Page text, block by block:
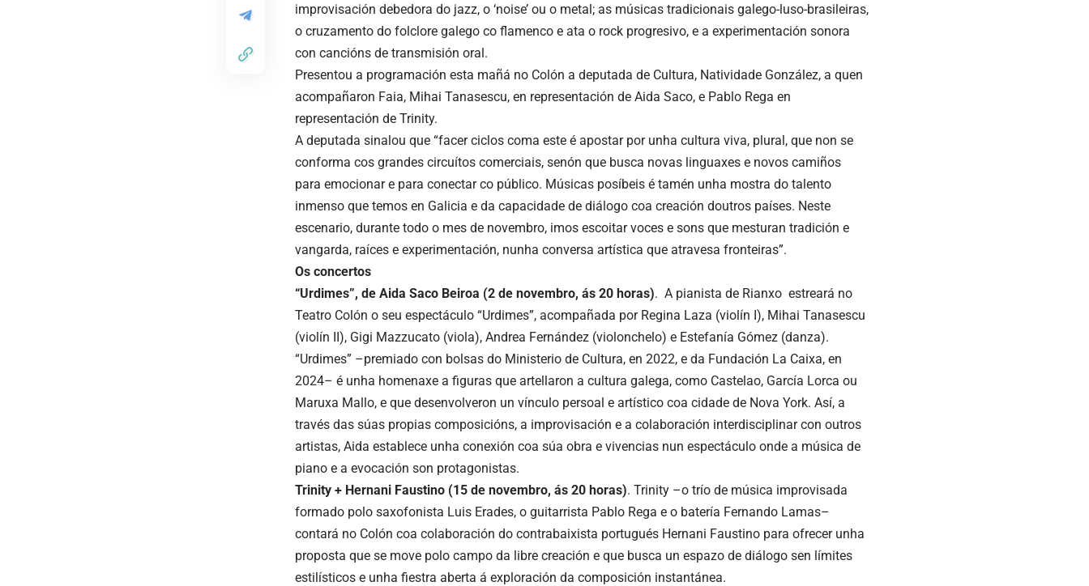
improvisación debedora do jazz, o ‘noise’ ou o metal; as músicas tradicionais galego-luso-brasileiras,
o cruzamento do folclore galego co flamenco e ata o rock progresivo, e a experimentación sonora
con cancións de transmisión oral.
Presentou a programación esta mañá no Colón a deputada de Cultura, Natividade González, a quen
acompañaron Faia, Mihai Tanasescu, en representación de Aida Saco, e Pablo Rega en
representación de Trinity.
A deputada sinalou que “facer ciclos coma este é apostar por unha cultura viva, plural, que non se
conforma cos grandes circuítos comerciais, senón que busca novas linguaxes e novos camiños
para emocionar e para conectar co público. Músicas posíbeis é tamén unha mostra do talento
inmenso que temos en Galicia e da capacidade de diálogo coa creación doutros países. Neste
escenario, durante todo o mes de novembro, imos escoitar voces e sons que mesturan tradición e
vangarda, raíces e experimentación, nunha conversa artística que atravesa fronteiras”.
Os concertos
“Urdimes”, de Aida Saco Beiroa (2 de novembro, ás 20 horas). A pianista de Rianxo estreará no
Teatro Colón o seu espectáculo “Urdimes”, acompañada por Regina Laza (violín I), Mihai Tanasescu
(violín II), Gigi Mazzucato (viola), Andrea Fernández (violonchelo) e Estefanía Gómez (danza).
“Urdimes” –premiado con bolsas do Ministerio de Cultura, en 2022, e da Fundación La Caixa, en
2024– é unha homenaxe a figuras que artellaron a cultura galega, como Castelao, García Lorca ou
Maruxa Mallo, e que desenvolveron un vínculo persoal e artístico coa cidade de Nova York. Así, a
través das súas propias composicións, a improvisación e a colaboración interdisciplinar con outros
artistas, Aida establece unha conexión coa súa obra e vivencias nun espectáculo onde a música de
piano e a evocación son protagonistas.
Trinity + Hernani Faustino (15 de novembro, ás 20 horas). Trinity –o trío de música improvisada
formado polo saxofonista Luis Erades, o guitarrista Pablo Rega e o batería Fernando Lamas–
contará no Colón coa colaboración do contrabaixista portugués Hernani Faustino para ofrecer unha
proposta que se move polo campo da libre creación e que busca un espazo de diálogo sen límites
estilísticos e unha fiestra aberta á exploración da composición instantánea.